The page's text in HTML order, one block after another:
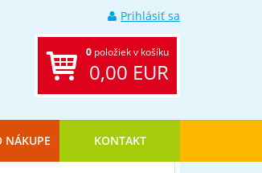
Prihlásiť sa
0 položiek v košíku
0,00 EUR
NÁKUPE KONTAKT